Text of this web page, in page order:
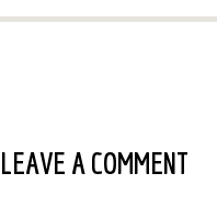
LEAVE A COMMENT